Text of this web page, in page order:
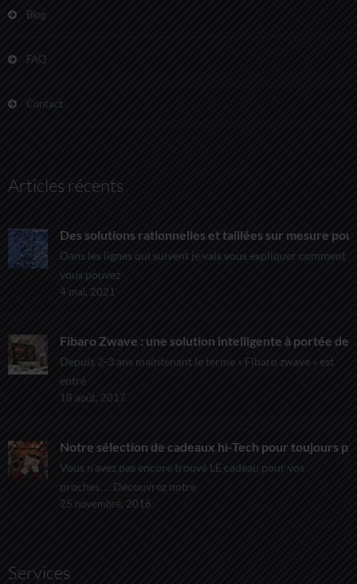
Blog
FAQ
Contact
Articles récents
Des solutions rationnelles et taillées sur mesure
Dans les lignes qui suivent je vais vous expliquer comment
vous pouvez
4 mai, 2021
Fibaro Zwave : une solution intelligente à portée de
Depuis 2-3 ans maintenant le terme « Fibaro zwave » est
entré
18 août, 2017
Notre sélection de cadeaux hi-Tech pour toujours
Vous n’avez pas encore trouvé LE cadeau pour vos
proches… Découvrez notre
25 novembre, 2016
Services